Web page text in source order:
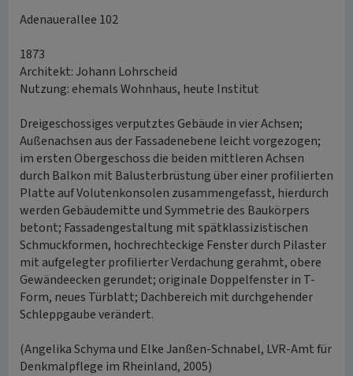
Adenauerallee 102
1873
Architekt: Johann Lohrscheid
Nutzung: ehemals Wohnhaus, heute Institut
Dreigeschossiges verputztes Gebäude in vier Achsen;
Außenachsen aus der Fassadenebene leicht vorgezogen;
im ersten Obergeschoss die beiden mittleren Achsen
durch Balkon mit Balusterbrüstung über einer profilierten
Platte auf Volutenkonsolen zusammengefasst, hierdurch
werden Gebäudemitte und Symmetrie des Baukörpers
betont; Fassadengestaltung mit spätklassizistischen
Schmuckformen, hochrechteckige Fenster durch Pilaster
mit aufgelegter profilierter Verdachung gerahmt, obere
Gewändeecken gerundet; originale Doppelfenster in T-
Form, neues Türblatt; Dachbereich mit durchgehender
Schleppgaube verändert.
(Angelika Schyma und Elke Janßen-Schnabel, LVR-Amt für
Denkmalpflege im Rheinland, 2005)